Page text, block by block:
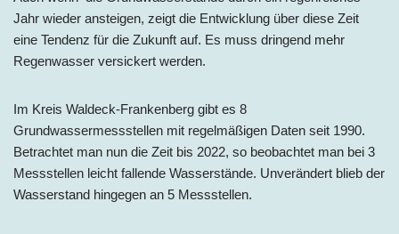
Jahr wieder ansteigen, zeigt die Entwicklung über diese Zeit
eine Tendenz für die Zukunft auf. Es muss dringend mehr
Regenwasser versickert werden.
Im Kreis Waldeck-Frankenberg gibt es 8
Grundwassermessstellen mit regelmäßigen Daten seit 1990.
Betrachtet man nun die Zeit bis 2022, so beobachtet man bei 3
Messstellen leicht fallende Wasserstände. Unverändert blieb der
Wasserstand hingegen an 5 Messstellen.